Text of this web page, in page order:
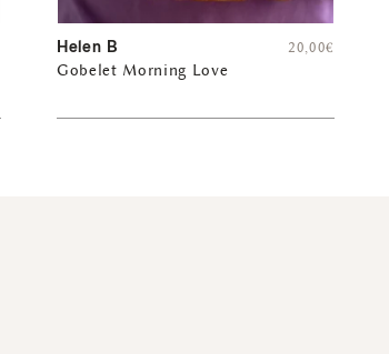
Helen B
Gobelet Morning Love
20,00€